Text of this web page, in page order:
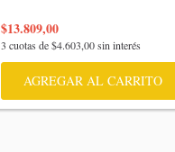
$13.809,00
3 cuotas de$4.603,00sin interés
AGREGAR AL CARRITO